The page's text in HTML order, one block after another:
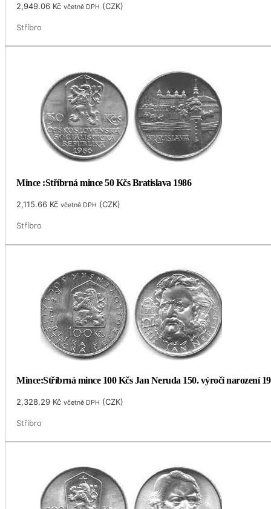
2,949.06 Kč včetně DPH (CZK)
Stříbro
Mince :Stříbrná mince 50 Kčs Bratislava 1986
2,115.66 Kč včetně DPH (CZK)
Stříbro
Mince:Stříbrná mince 100 Kčs Jan Neruda 150. výročí narození
2,328.29 Kč včetně DPH (CZK)
Stříbro